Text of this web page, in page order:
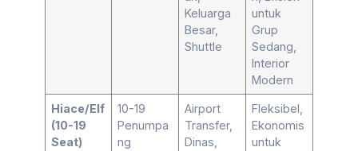
Keluarga
Besar,
Shuttle
untuk
Grup
Sedang,
Interior
Modern
Hiace/Elf
(10-19
Seat)
10-19
Penumpa
ng
Airport
Transfer,
Dinas,
Fleksibel,
Ekonomis
untuk